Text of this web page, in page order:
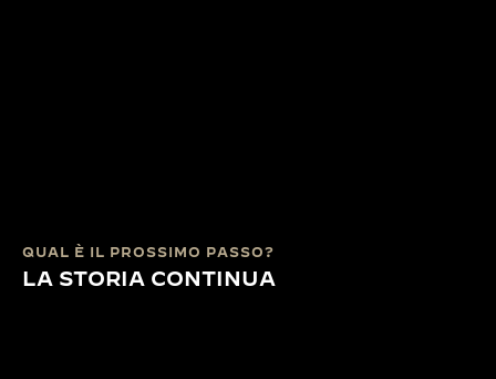
QUAL È IL PROSSIMO PASSO?
LA STORIA CONTINUA